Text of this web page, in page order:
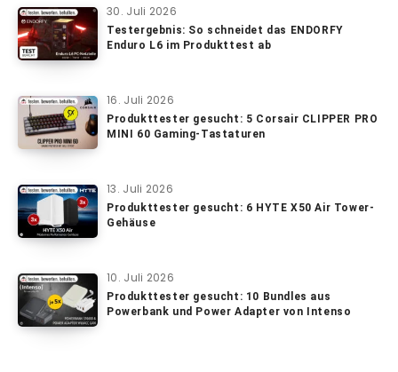
30. Juli 2026
Testergebnis: So schneidet das ENDORFY
Enduro L6 im Produkttest ab
16. Juli 2026
Produkttester gesucht: 5 Corsair CLIPPER PRO
MINI 60 Gaming-Tastaturen
13. Juli 2026
Produkttester gesucht: 6 HYTE X50 Air Tower-
Gehäuse
10. Juli 2026
Produkttester gesucht: 10 Bundles aus
Powerbank und Power Adapter von Intenso